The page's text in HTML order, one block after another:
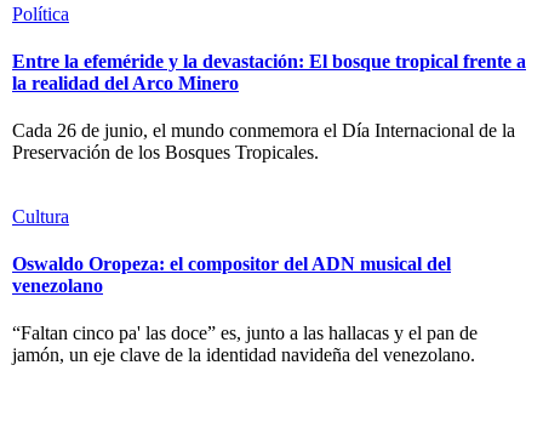
Política
Entre la efeméride y la devastación: El bosque tropical frente a
la realidad del Arco Minero
Cada 26 de junio, el mundo conmemora el Día Internacional de la
Preservación de los Bosques Tropicales.
Cultura
Oswaldo Oropeza: el compositor del ADN musical del
venezolano
“Faltan cinco pa' las doce” es, junto a las hallacas y el pan de
jamón, un eje clave de la identidad navideña del venezolano.